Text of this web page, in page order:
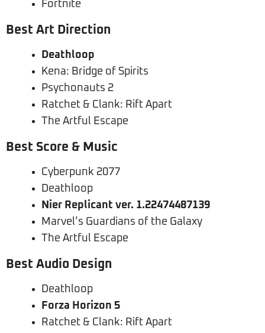
Fortnite
Best Art Direction
Deathloop
Kena: Bridge of Spirits
Psychonauts 2
Ratchet & Clank: Rift Apart
The Artful Escape
Best Score & Music
Cyberpunk 2077
Deathloop
Nier Replicant ver. 1.22474487139
Marvel’s Guardians of the Galaxy
The Artful Escape
Best Audio Design
Deathloop
Forza Horizon 5
Ratchet & Clank: Rift Apart